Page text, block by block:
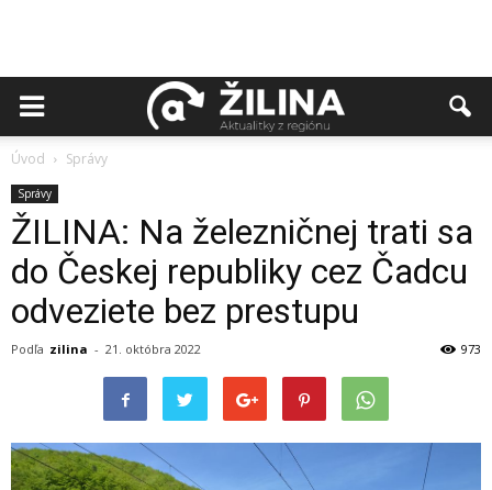
Úvod Správy
Správy
ŽILINA: Na železničnej trati sa
do Českej republiky cez Čadcu
odveziete bez prestupu
Podľa zilina - 21. októbra 2022 973